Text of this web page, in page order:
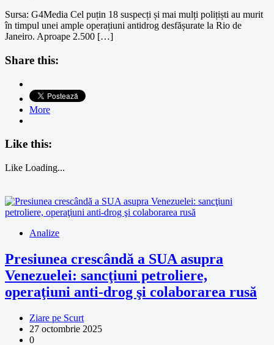
Sursa: G4Media Cel puțin 18 suspecți și mai mulți polițiști au murit
în timpul unei ample operațiuni antidrog desfășurate la Rio de
Janeiro. Aproape 2.500 […]
Share this:
More
Like this:
Like Loading...
Analize
Presiunea crescândă a SUA asupra
Venezuelei: sancţiuni petroliere,
operaţiuni anti-drog şi colaborarea rusă
Ziare pe Scurt
27 octombrie 2025
0